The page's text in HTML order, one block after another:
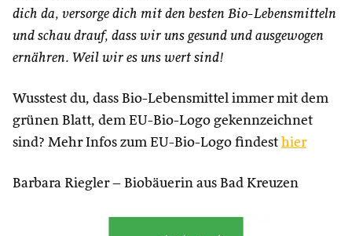
dich da, versorge dich mit den besten Bio-Lebensmitteln
und schau drauf, dass wir uns gesund und ausgewogen
ernähren. Weil wir es uns wert sind!
Wusstest du, dass Bio-Lebensmittel immer mit dem
grünen Blatt, dem EU-Bio-Logo gekennzeichnet
sind? Mehr Infos zum EU-Bio-Logo findest hier
Barbara Riegler – Biobäuerin aus Bad Kreuzen